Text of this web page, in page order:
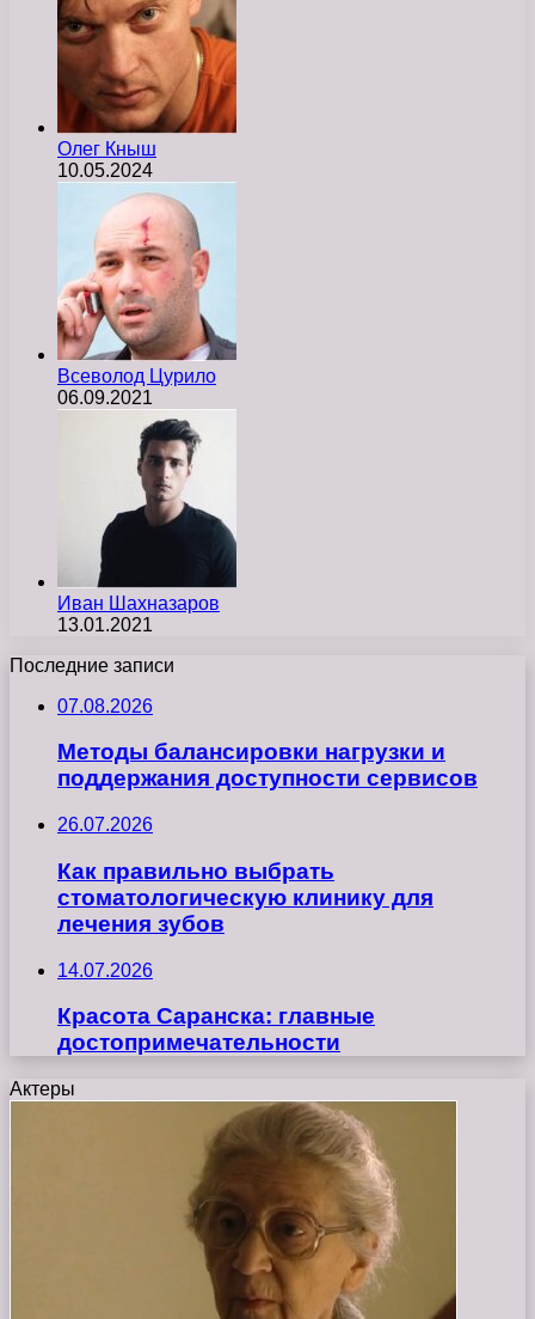
Олег Кныш
10.05.2024
Всеволод Цурило
06.09.2021
Иван Шахназаров
13.01.2021
Последние записи
07.08.2026
Методы балансировки нагрузки и
поддержания доступности сервисов
26.07.2026
Как правильно выбрать
стоматологическую клинику для
лечения зубов
14.07.2026
Красота Саранска: главные
достопримечательности
Актеры